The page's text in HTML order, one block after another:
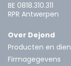
BE 0818.310.311
RPR Antwerpen
Over Dejond
Producten en
Firmagegevens